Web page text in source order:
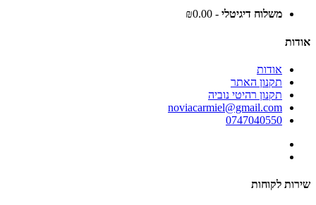
משלוח דיגיטלי - ₪0.00
אודות
אודות
תקנון האתר
תקנון רהיטי נוביה
noviacarmiel@gmail.com
0747040550
שירות לקוחות